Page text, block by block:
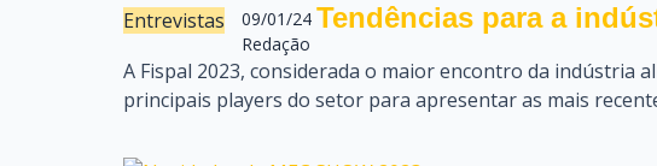
Entrevistas
09/01/24
Redação
Tendências para a
A Fispal 2023, considerada o maior encontro da indústria
principais players do setor para apresentar as mais